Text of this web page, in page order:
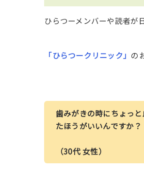
ひらつーメンバーや読者が
「ひらつークリニック」 の
歯みがきの時にちょっ
たほうがいいんですか？
（30代 女性）